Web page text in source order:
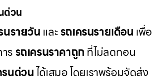
ด่วน
นรายวัน และรถเครนรายเดือน เพื่อ
รรถเครนราคาถูกที่ไม่ลดทอน
รนด่วนได้เสมอ โดยเราพร้อมจัดส่ง